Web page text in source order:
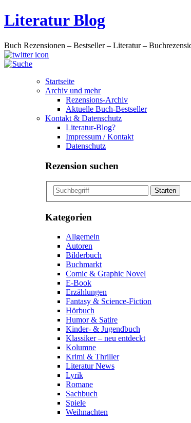
Literatur Blog
Buch Rezensionen – Bestseller – Literatur –
Startseite
Archiv und mehr
Rezensions-Archiv
Aktuelle Buch-Bestseller
Kontakt & Datenschutz
Literatur-Blog?
Impressum / Kontakt
Datenschutz
Rezension suchen
Kategorien
Allgemein
Autoren
Bilderbuch
Buchmarkt
Comic & Graphic Novel
E-Book
Erzählungen
Fantasy & Science-Fiction
Hörbuch
Humor & Satire
Kinder- & Jugendbuch
Klassiker – neu entdeckt
Kolumne
Krimi & Thriller
Literatur News
Lyrik
Romane
Sachbuch
Spiele
Weihnachten